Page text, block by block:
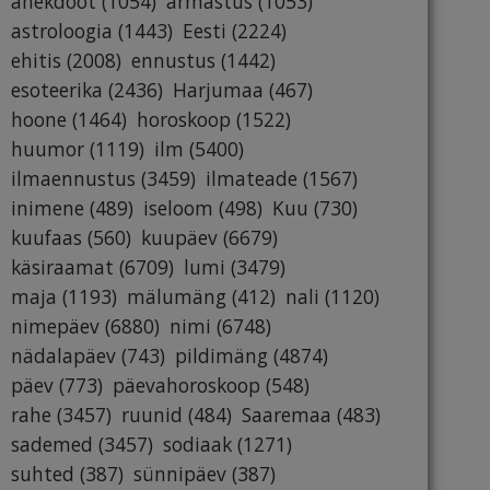
astroloogia (1443) Eesti (2224)
ehitis (2008) ennustus (1442)
esoteerika (2436) Harjumaa (467)
hoone (1464) horoskoop (1522)
huumor (1119) ilm (5400)
ilmaennustus (3459) ilmateade (1567)
inimene (489) iseloom (498) Kuu (730)
kuufaas (560) kuupäev (6679)
käsiraamat (6709) lumi (3479)
maja (1193) mälumäng (412) nali (1120)
nimepäev (6880) nimi (6748)
nädalapäev (743) pildimäng (4874)
päev (773) päevahoroskoop (548)
rahe (3457) ruunid (484) Saaremaa (483)
sademed (3457) sodiaak (1271)
suhted (387) sünnipäev (387)